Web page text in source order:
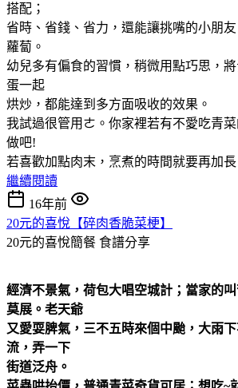
搭配；
省時、省錢、省力，還能讓挑嘴的小朋
蘿蔔。
幼兒多有偏食的習慣，稍微用點巧思，
蛋一起
烘炒，都能達到多方面吸收的效果。
我試過很管用ㄜ。你家裡若有不愛吃青
做吧!
若喜歡加點肉末，烹煮的時間就要再加
繼續閱讀
16年前
20元的喜悅【碎肉香脆菜梗】
20元的喜悅簡餐 食譜分享
經濟不景氣，荷包大唱空城計；當家的
莫展。老天爺
又愛耍脾氣，三不五時來個中颱，大雨
流，弄一下
街道泛舟。